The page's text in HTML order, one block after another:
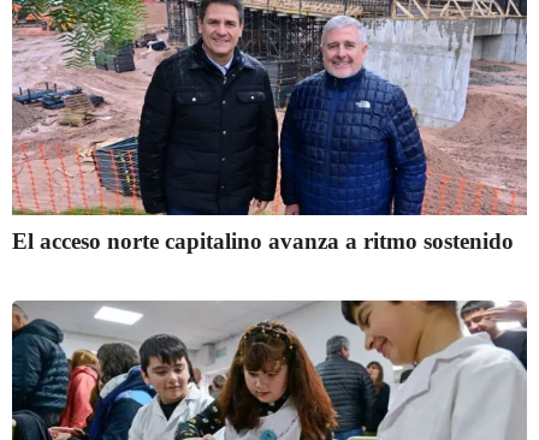
El acceso norte capitalino avanza a ritmo sostenido